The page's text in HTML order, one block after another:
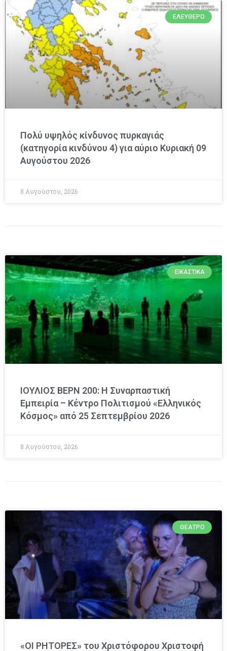
ΕΛΕΎΘΕΡΟ
Πολύ υψηλός κίνδυνος πυρκαγιάς
(κατηγορία κινδύνου 4) για αύριο Κυριακή 09
Αυγούστου 2026
8 Αυγούστου, 2026
ΕΙΚΑΣΤΙΚΆ
ΙΟΥΛΙΟΣ ΒΕΡΝ 200: Η Συναρπαστική
Εμπειρία – Κέντρο Πολιτισμού «Ελληνικός
Κόσμος» από 25 Σεπτεμβρίου 2026
8 Αυγούστου, 2026
ΘΈΑΤΡΟ
«ΟΙ ΡΗΤΟΡΕΣ» του Χριστόφορου Χριστοφή